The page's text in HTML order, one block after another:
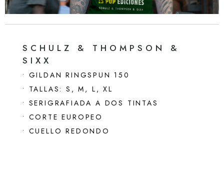
SCHULZ & THOMPSON &
SIXX
• GILDAN RINGSPUN 150
• TALLAS: S, M, L, XL
• SERIGRAFIADA A DOS TINTAS
• CORTE EUROPEO
• CUELLO REDONDO